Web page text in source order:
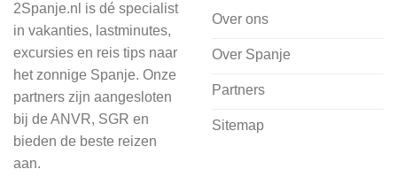
cultuur wilt ontdekken of avontuur zoekt
in de natuur.
Bij 2Spanje.nl begint de voorpret al
voordat je het vliegtuig instapt, door
inspiratie op te doen over dit zonnige
2Spanje.nl is dé specialist
in vakanties, lastminutes,
excursies en reis tips naar
het zonnige Spanje. Onze
partners zijn aangesloten
bij de ANVR, SGR en
bieden de beste reizen
aan.
Over ons
Over Spanje
Partners
Sitemap